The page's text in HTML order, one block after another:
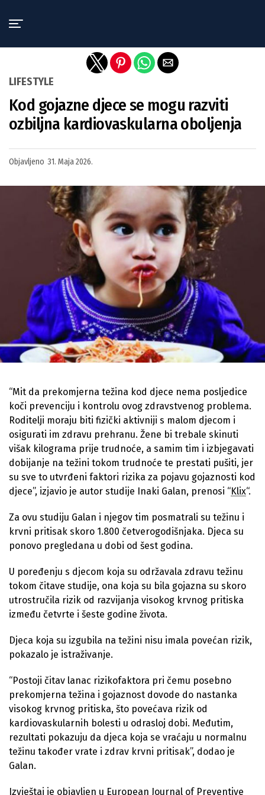
LIFESTYLE
Kod gojazne djece se mogu razviti
ozbiljna kardiovaskularna oboljenja
Objavljeno 31. Maja 2026.
“Mit da prekomjerna težina kod djece nema posljedice
koči prevenciju i kontrolu ovog zdravstvenog problema.
Roditelji moraju biti fizički aktivniji s malom djecom i
osigurati im zdravu prehranu. Žene bi trebale skinuti
višak kilograma prije trudnoće, a samim tim i izbjegavati
dobijanje na težini tokom trudnoće te prestati pušiti, jer
su sve to utvrđeni faktori rizika za pojavu gojaznosti kod
djece”, izjavio je autor studije Inaki Galan, prenosi “Klix“.
Za ovu studiju Galan i njegov tim posmatrali su težinu i
krvni pritisak skoro 1.800 četverogodišnjaka. Djeca su
ponovo pregledana u dobi od šest godina.
U poređenju s djecom koja su održavala zdravu težinu
tokom čitave studije, ona koja su bila gojazna su skoro
utrostručila rizik od razvijanja visokog krvnog pritiska
između četvrte i šeste godine života.
Djeca koja su izgubila na težini nisu imala povećan rizik,
pokazalo je istraživanje.
“Postoji čitav lanac rizikofaktora pri čemu posebno
prekomjerna težina i gojaznost dovode do nastanka
visokog krvnog pritiska, što povećava rizik od
kardiovaskularnih bolesti u odrasloj dobi. Međutim,
rezultati pokazuju da djeca koja se vraćaju u normalnu
težinu također vrate i zdrav krvni pritisak”, dodao je
Galan.
Izvještaj je objavljen u European Journal of Preventive